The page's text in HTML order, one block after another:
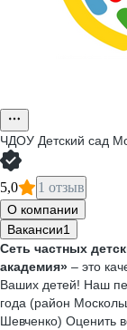
ЧДОУ Детский сад
5,0 1 отзыв
О компании
Вакансии1
Cеть частных
академия» – это
Ваших детей! Наш
года (район
Шевченко) Оценить